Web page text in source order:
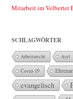
Mitarbeit im Velberter
SCHLAGWÖRTER
Arbeitsrecht Asyl
Covid-19
evangelisch